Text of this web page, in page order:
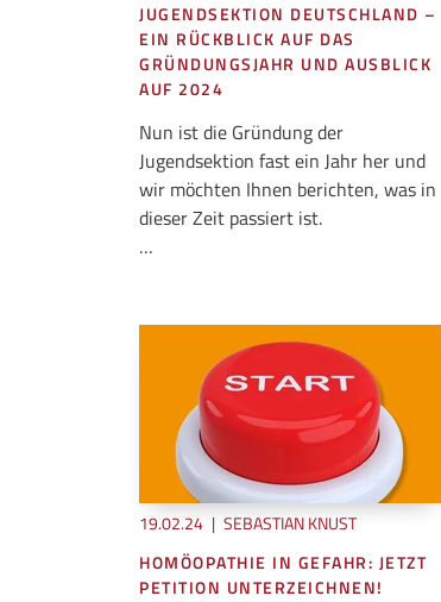
JUGENDSEKTION DEUTSCHLAND –
EIN RÜCKBLICK AUF DAS
GRÜNDUNGSJAHR UND AUSBLICK
AUF 2024
Nun ist die Gründung der
Jugendsektion fast ein Jahr her und
wir möchten Ihnen berichten, was in
dieser Zeit passiert ist.
…
19.02.24 | SEBASTIAN KNUST
HOMÖOPATHIE IN GEFAHR: JETZT
PETITION UNTERZEICHNEN!